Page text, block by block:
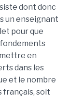
dont donc
un enseignant
pour que
mettre en
dans les
et le nombre
français, soit